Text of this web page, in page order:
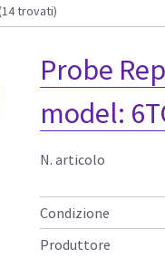
trovati)
Probe
model:
N. articolo
Condizione
Produttore